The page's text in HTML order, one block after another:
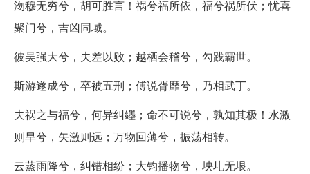
沕穆无穷兮，胡可胜言！祸兮福所依，福兮祸所伏；忧喜
聚门兮，吉凶同域。
彼吴强大兮，夫差以败；越栖会稽兮，勾践霸世。
斯游遂成兮，卒被五刑；傅说胥靡兮，乃相武丁。
夫祸之与福兮，何异纠纆；命不可说兮，孰知其极！水激
则旱兮，矢激则远；万物回薄兮，振荡相转。
云蒸雨降兮，纠错相纷；大钧播物兮，坱圠无垠。